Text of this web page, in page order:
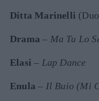
Ditta Marinelli
Drama – Ma Tu Lo
Elasi – Lap Dance
Enula – Il Buio (Mi